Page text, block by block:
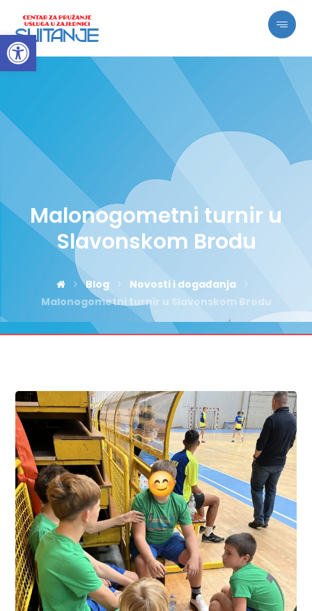
Open toolbar
Malonogometni turnir u
Slavonskom Brodu
Blog
Novosti i događanja
Malonogometni turnir u Slavonskom Brodu